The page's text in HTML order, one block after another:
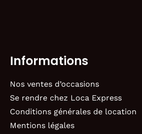
Informations
Nos ventes d’occasions
Se rendre chez Loca Express
Conditions générales de location
Mentions légales